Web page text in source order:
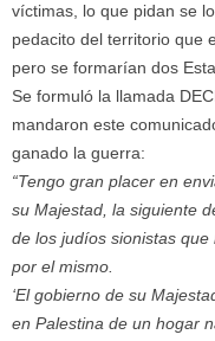
víctimas, lo que pidan se
pedacito del territorio que
pero se formarían dos
Se formuló la llamada
mandaron este
ganado la guerra:
“Tengo gran placer en
su Majestad, la siguiente
de los judíos sionistas
por el mismo.
‘El gobierno de su
en Palestina de un hogar